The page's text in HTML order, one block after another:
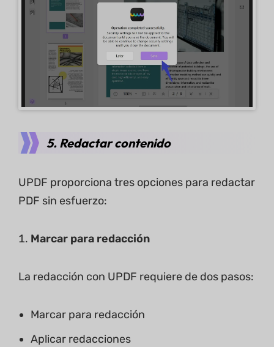
5. Redactar contenido
UPDF proporciona tres opciones para redactar
PDF sin esfuerzo:
Marcar para redacción
La redacción con UPDF requiere de dos pasos:
Marcar para redacción
Aplicar redacciones